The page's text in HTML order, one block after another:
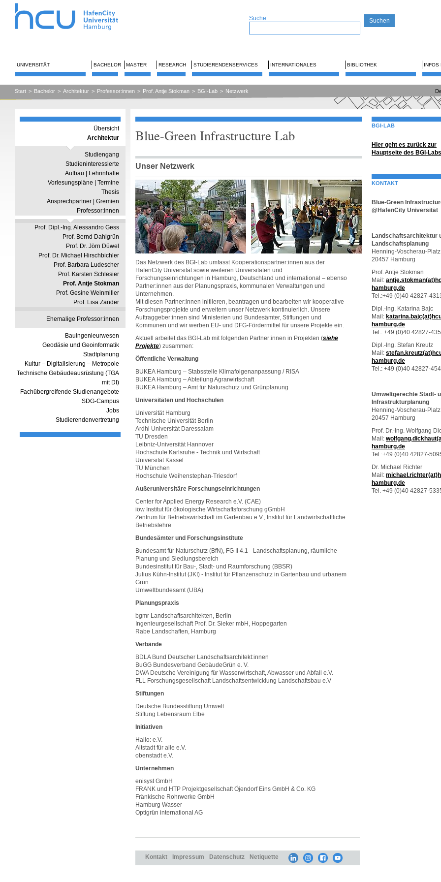
Suche
UNIVERSITÄT BACHELOR MASTER RESEARCH STUDIERENDENSERVICES INTERNATIONALES BIBLIOTHEK INFOS
Start > Bachelor > Architektur > Professor:innen > Prof. Antje Stokman > BGI-Lab > Netzwerk
Übersicht
Architektur
Studiengang
Studieninteressierte
Aufbau | Lehrinhalte
Vorlesungspläne | Termine
Thesis
Ansprechpartner | Gremien
Professor:innen
Prof. Dipl.-Ing. Alessandro Gess
Prof. Bernd Dahlgrün
Prof. Dr. Jörn Düwel
Prof. Dr. Michael Hirschbichler
Prof. Barbara Ludescher
Prof. Karsten Schlesier
Prof. Antje Stokman
Prof. Gesine Weinmiller
Prof. Lisa Zander
Ehemalige Professor:innen
Bauingenieurwesen
Geodäsie und Geoinformatik
Stadtplanung
Kultur – Digitalisierung – Metropole
Technische Gebäudeausrüstung (TGA
mit DI)
Fachübergreifende Studienangebote
SDG-Campus
Jobs
Studierendenvertretung
Blue-Green Infrastructure Lab
Unser Netzwerk
Das Netzwerk des BGI-Lab umfasst Kooperationspartner:innen aus der
HafenCity Universität sowie weiteren Universitäten und
Forschungseinrichtungen in Hamburg, Deutschland und international – ebenso
Partner:innen aus der Planungspraxis, kommunalen Verwaltungen und
Unternehmen.
Mit diesen Partner:innen initiieren, beantragen und bearbeiten wir kooperative
Forschungsprojekte und erweitern unser Netzwerk kontinuierlich. Unsere
Auftraggeber:innen sind Ministerien und Bundesämter, Stiftungen und
Kommunen und wir werben EU- und DFG-Fördermittel für unsere Projekte ein.
Aktuell arbeitet das BGI-Lab mit folgenden Partner:innen in Projekten (siehe
Projekte) zusammen:
Öffentliche Verwaltung
BUKEA Hamburg – Stabsstelle Klimafolgenanpassung / RISA
BUKEA Hamburg – Abteilung Agrarwirtschaft
BUKEA Hamburg – Amt für Naturschutz und Grünplanung
Universitäten und Hochschulen
Universität Hamburg
Technische Universität Berlin
Ardhi Universität Daressalam
TU Dresden
Leibniz-Universität Hannover
Hochschule Karlsruhe - Technik und Wirtschaft
Universität Kassel
TU München
Hochschule Weihenstephan-Triesdorf
Außeruniversitäre Forschungseinrichtungen
Center for Applied Energy Research e.V. (CAE)
iöw Institut für ökologische Wirtschaftsforschung gGmbH
Zentrum für Betriebswirtschaft im Gartenbau e.V., Institut für Landwirtschaftliche
Betriebslehre
Bundesämter und Forschungsinstitute
Bundesamt für Naturschutz (BfN), FG II 4.1 - Landschaftsplanung, räumliche
Planung und Siedlungsbereich
Bundesinstitut für Bau-, Stadt- und Raumforschung (BBSR)
Julius Kühn-Institut (JKI) - Institut für Pflanzenschutz in Gartenbau und urbanem
Grün
Umweltbundesamt (UBA)
Planungspraxis
bgmr Landschaftsarchitekten, Berlin
Ingenieurgesellschaft Prof. Dr. Sieker mbH, Hoppegarten
Rabe Landschaften, Hamburg
Verbände
BDLA Bund Deutscher Landschaftsarchitekt:innen
BuGG Bundesverband GebäudeGrün e. V.
DWA Deutsche Vereinigung für Wasserwirtschaft, Abwasser und Abfall e.V.
FLL Forschungsgesellschaft Landschaftsentwicklung Landschaftsbau e.V
Stiftungen
Deutsche Bundesstiftung Umwelt
Stiftung Lebensraum Elbe
Initiativen
Hallo: e.V.
Altstadt für alle e.V.
obenstadt e.V.
Unternehmen
enisyst GmbH
FRANK und HTP Projektgesellschaft Öjendorf Eins GmbH & Co. KG
Fränkische Rohrwerke GmbH
Hamburg Wasser
Optigrün international AG
Kontakt Impressum Datenschutz Netiquette
BGI-LAB
Hier geht es zurück zur
Hauptseite des BGI-
KONTAKT
Blue-Green
@HafenCity Universität
Landschaftsarchitektur
Landschaftsplanung
Henning-Voscherau-Platz
20457 Hamburg
Prof. Antje Stokman
Mail:
hamburg.de
Tel.:+49 (0)40 42827-
Dipl.-Ing. Katarina Bajc
Mail:
hamburg.de
Tel.: +49 (0)40 42827-
Dipl.-Ing. Stefan Kreutz
Mail:
hamburg.de
Tel.: +49 (0)40 42827-
Umweltgerechte Stadt-
Infrastrukturplanung
Henning-Voscherau-Platz
20457 Hamburg
Prof. Dr.-Ing. Wolfgang
Mail:
hamburg.de
Tel.:+49 (0)40 42827-
Dr. Michael Richter
Mail:
hamburg.de
Tel. +49 (0)40 42827-